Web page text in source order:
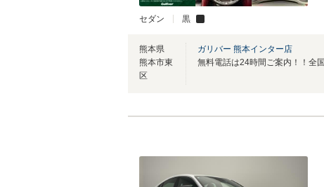
セダン 黒
熊本県
熊本市東
区
ガリバー 熊本インター店